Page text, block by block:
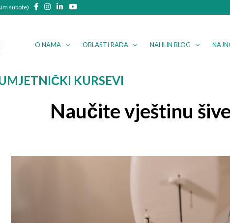
subote)
O NAMA OBLASTI RADA NAHLIN BLOG
KURSEVI
Naučite vještinu